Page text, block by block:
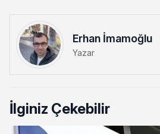
Erhan İmamoğlu
Yazar
İlginiz Çekebilir